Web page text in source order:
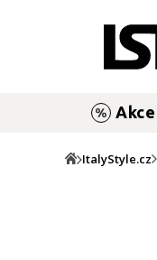
Akce
ItalyStyle.cz